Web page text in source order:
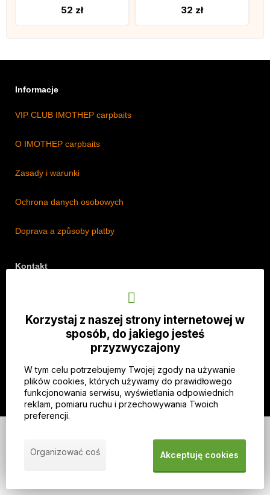
52 zł 32 zł
Informacje
VIP CLUB IMOTHEP carpbaits
O IMOTHEP carpbaits
Zasady i warunki
Ochrona danych osobowych
Doprava a způsoby platby
Kontakt
E-mail: info@imothep.cz
Nasz Instagram
Korzystaj z naszej strony internetowej w
sposób, do jakiego jesteś
przyzwyczajony
W tym celu potrzebujemy Twojej zgody na używanie
plików cookies, których używamy do prawidłowego
funkcjonowania serwisu, wyświetlania odpowiednich
reklam, pomiaru ruchu i przechowywania Twoich
preferencji.
Organizować coś Akceptuję cookies